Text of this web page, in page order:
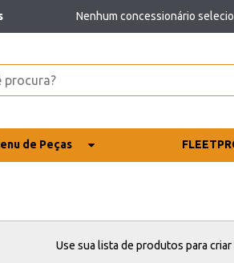
Nenhum concessionário
de Peças
Use sua lista de produtos para